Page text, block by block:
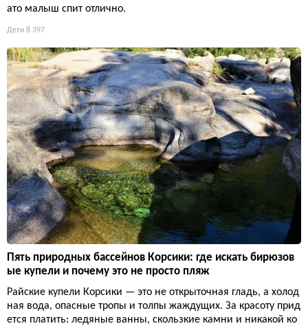
ато малыш спит отлично.
Дети 8 397
Пять природных бассейнов Корсики: где искать бирюзов
ые купели и почему это не просто пляж
Райские купели Корсики — это не открыточная гладь, а холод
ная вода, опасные тропы и толпы жаждущих. За красоту прид
ется платить: ледяные ванны, скользкие камни и никакой ко